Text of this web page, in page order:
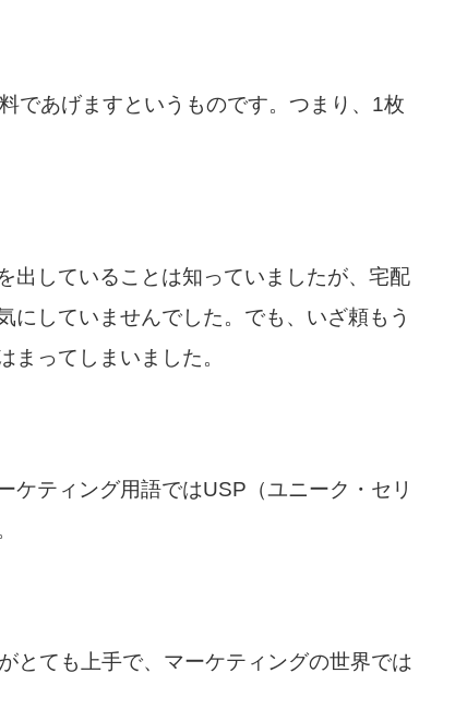
であげますというものです。つまり、1枚
出していることは知っていましたが、宅配
にしていませんでした。でも、いざ頼もう
まってしまいました。
ケティング用語ではUSP（ユニーク・セリ
とても上手で、マーケティングの世界では